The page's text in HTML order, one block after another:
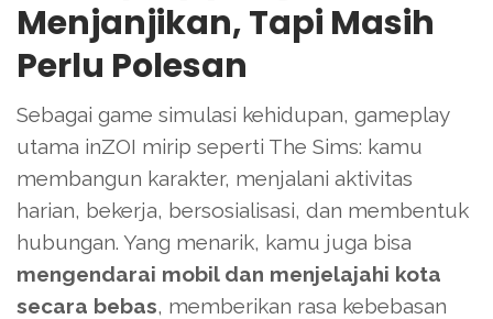
Menjanjikan, Tapi Masih
Perlu Polesan
Sebagai game simulasi kehidupan, gameplay
utama inZOI mirip seperti The Sims: kamu
membangun karakter, menjalani aktivitas
harian, bekerja, bersosialisasi, dan membentuk
hubungan. Yang menarik, kamu juga bisa
mengendarai mobil dan menjelajahi kota
secara bebas, memberikan rasa kebebasan